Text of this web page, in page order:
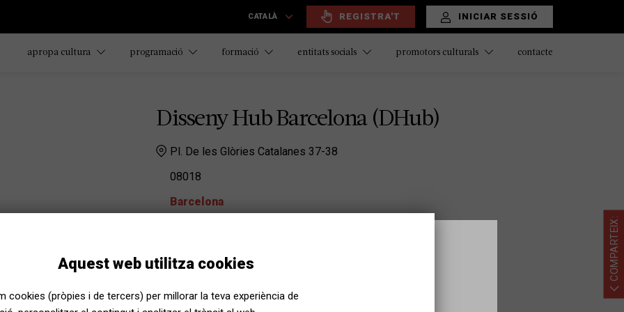
CATALÀ REGISTRA'T INICIAR SESSIÓ
apropa cultura programació formació entitats socials promotors culturals contacte
Disseny Hub Barcelona (DHub)
Pl. De les Glòries Catalanes 37-38
08018
Barcelona
dhubreserves@bcn.cat
Telèfon:
932566801
COMPARTEIX:
Aquest web utilitza cookies
cookies (pròpies i de tercers) per millorar la teva experiència de